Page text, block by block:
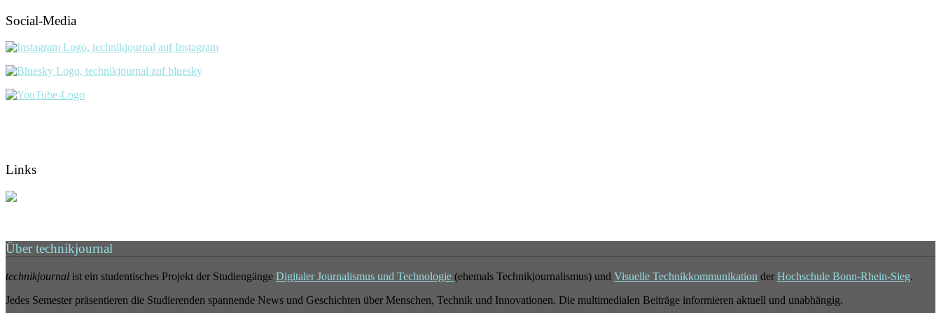
Social-Media
Links
Über technikjournal
technikjournal ist ein studentisches Projekt der Studiengänge Digitaler Journalismus und Technologie (ehemals Technikjournalismus) und Visuelle Technikkommunikation der Hochschule Bonn-Rhein-Sieg.
Jedes Semester präsentieren die Studierenden spannende News und Geschichten über Menschen, Technik und Innovationen. Die multimedialen Beiträge informieren aktuell und unabhängig.